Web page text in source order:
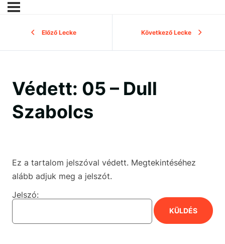
Előző Lecke Következő Lecke
Védett: 05 – Dull
Szabolcs
Ez a tartalom jelszóval védett. Megtekintéséhez
alább adjuk meg a jelszót.
Jelszó: